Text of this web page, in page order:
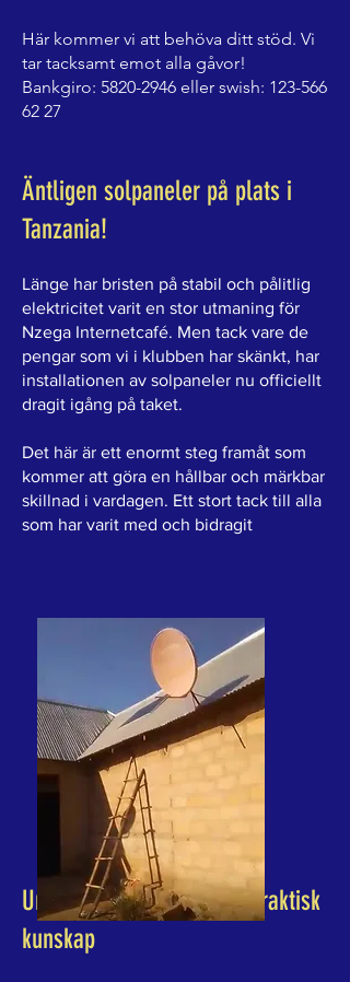
Här kommer vi att behöva ditt stöd. Vi
tar tacksamt emot alla gåvor!
Bankgiro: 5820-2946 eller swish: 123-566
62 27
Äntligen solpaneler på plats i
Tanzania!
Länge har bristen på stabil och pålitlig
elektricitet varit en stor utmaning för
Nzega Internetcafé. Men tack vare de
pengar som vi i klubben har skänkt, har
installationen av solpaneler nu officiellt
dragit igång på taket.
Det här är ett enormt steg framåt som
kommer att göra en hållbar och märkbar
skillnad i vardagen. Ett stort tack till alla
som har varit med och bidragit
Unga kvinnor, teknik och praktisk
kunskap